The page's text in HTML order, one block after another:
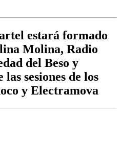
estará formado
Molina, Radio
del Beso y
las sesiones de los
y Electramova